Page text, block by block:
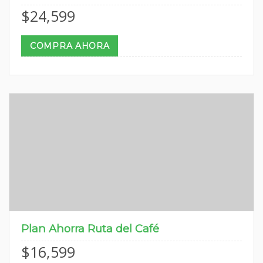
$24,599
COMPRA AHORA
Plan Ahorra Ruta del Café
$16,599